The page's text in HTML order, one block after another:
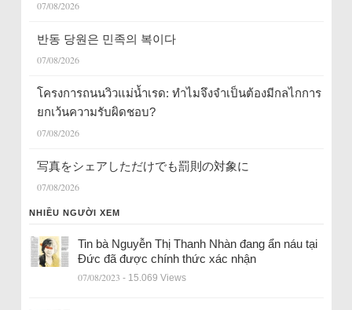
07/08/2026
반동 당원은 민족의 복이다
07/08/2026
โครงการถนนวิวแม่น้ำเรด: ทำไมจึงจำเป็นต้องมีกลไกการ
ยกเว้นความรับผิดชอบ?
07/08/2026
写真をシェアしただけでも罰則の対象に
07/08/2026
NHIỀU NGƯỜI XEM
Tin bà Nguyễn Thị Thanh Nhàn đang ẩn náu tại
Đức đã được chính thức xác nhận
07/08/2023 - 15.069 Views